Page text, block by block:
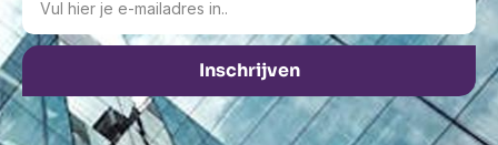
Inschrijven